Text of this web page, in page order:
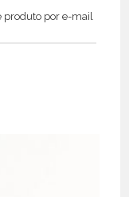
new
produto por e-mail